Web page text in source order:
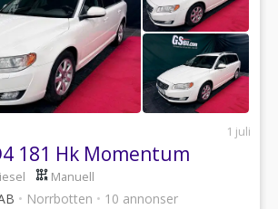
1 juli
181 Hk Momentum
Manuell
• Norrbotten • 10 annonser